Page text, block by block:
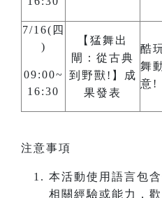
7/16(四
)
09:00~
16:30
【猛舞出
閘：從古典
到野獸!】成
果發表
酷
舞
意!
注意事項
本活動使用語言包
相關經驗或能力，